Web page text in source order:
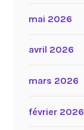
mai 2026
avril 2026
mars 2026
février 2026